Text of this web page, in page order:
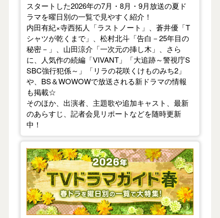
スタートした2026年の7月・8月・9月放送の夏ド
ラマを曜日別の一覧で見やすく紹介！
内田有紀×寺西拓人「ラストノート」、蒼井優「T
シャツが乾くまで」、松村北斗「告白－25年目の
秘密－」、山田涼介「一次元の挿し木」、さら
に、人気作の続編「VIVANT」「大追跡～警視庁S
SBC強行犯係～」「リラの花咲くけものみち2」
や、BS＆WOWOWで放送される新ドラマの情報
も掲載☆
そのほか、出演者、主題歌や追加キャスト、最新
のあらすじ、記者会見リポートなどを随時更新
中！
【2026年春】TVドラマガイド